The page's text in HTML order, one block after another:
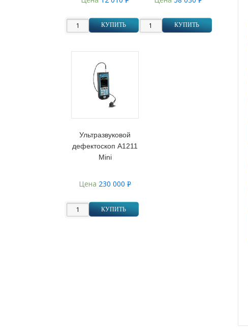
КУПИТЬ КУПИТЬ
Ультразвуковой
дефектоскоп А1211
Mini
Цена 230 000Р
КУПИТЬ